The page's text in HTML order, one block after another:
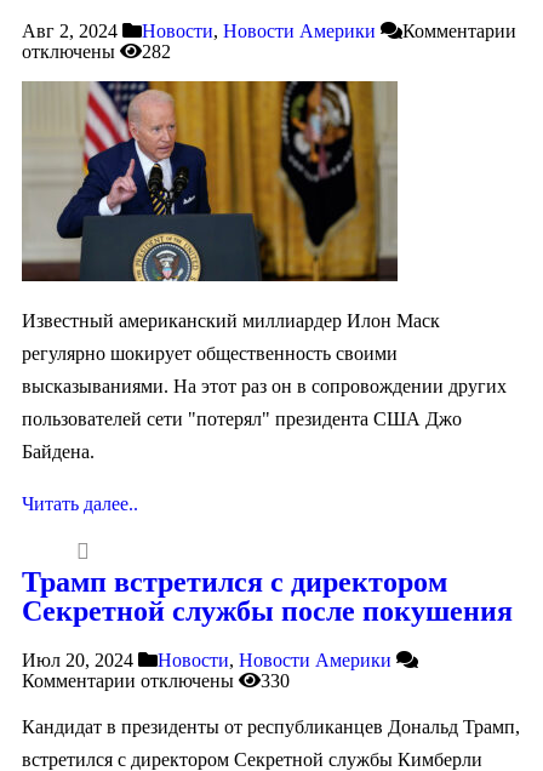
Авг 2, 2024 Новости, Новости Америки
Комментарии
отключены
282
Известный американский миллиардер Илон Маск
регулярно шокирует общественность своими
высказываниями. На этот раз он в сопровождении других
пользователей сети "потерял" президента США Джо
Байдена.
Читать далее..
Трамп встретился с директором
Секретной службы после покушения
Июл 20, 2024 Новости, Новости Америки
Комментарии отключены 330
Кандидат в президенты от республиканцев Дональд Трамп,
встретился с директором Секретной службы Кимберли